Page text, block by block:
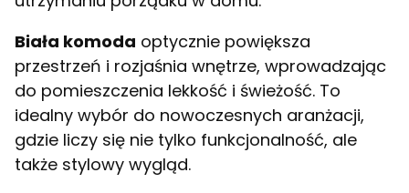
Biała komoda optycznie powiększa
przestrzeń i rozjaśnia wnętrze, wprowadzając
do pomieszczenia lekkość i świeżość. To
idealny wybór do nowoczesnych aranżacji,
gdzie liczy się nie tylko funkcjonalność, ale
także stylowy wygląd.